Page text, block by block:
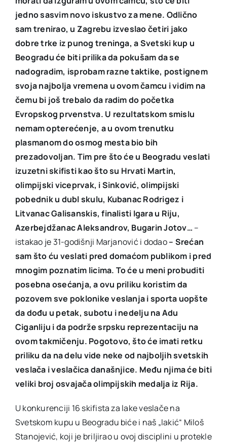
jedno sasvim novo iskustvo za mene. Odlično
sam trenirao, u Zagrebu izveslao četiri jako
dobre trke iz punog treninga, a Svetski kup u
Beogradu će biti prilika da pokušam da se
nadogradim, isprobam razne taktike, postignem
svoja najbolja vremena u ovom čamcu i vidim na
čemu bi još trebalo da radim do početka
Evropskog prvenstva. U rezultatskom smislu
nemam opterećenje, a u ovom trenutku
plasmanom do osmog mesta bio bih
prezadovoljan. Tim pre što će u Beogradu veslati
izuzetni skifisti kao što su Hrvati Martin,
olimpijski viceprvak, i Sinković, olimpijski
pobednik u dubl skulu, Kubanac Rodrigez i
Litvanac Galisanskis, finalisti Igara u Riju,
Azerbejdžanac Aleksandrov, Bugarin Jotov… –
istakao je 31-godišnji Marjanović i dodao– Srećan
sam što ću veslati pred domaćom publikom i pred
mnogim poznatim licima. To će u meni probuditi
posebna osećanja, a ovu priliku koristim da
pozovem sve poklonike veslanja i sporta uopšte
da dođu u petak, subotu i nedelju na Adu
Ciganliju i da podrže srpsku reprezentaciju na
ovom takmičenju. Pogotovo, što će imati retku
priliku da na delu vide neke od najboljih svetskih
veslača i veslačica današnjice. Među njima će biti
veliki broj osvajača olimpijskih medalja iz Rija.
U konkurenciji 16 skifista za lake veslače na
Svetskom kupu u Beogradu biće i naš „lakić“ Miloš
Stanojević, koji je briljirao u ovoj disciplini u protekle